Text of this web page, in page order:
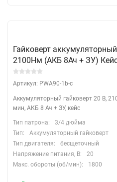
Гайковерт
2100Нм (АКБ 8Ач + ЗУ)
Артикул: PWA90-1b-c
Аккумуляторный гайковерт 20 В,
мин, АКБ 8 Ач + ЗУ, кейс
Тип патрона:
3/4 дюйма
Тип:
Аккумуляторный гайковерт
Тип двигателя:
бесщеточный
Напряжение питания, В:
20
Макс. обороты (об/мин):
1800